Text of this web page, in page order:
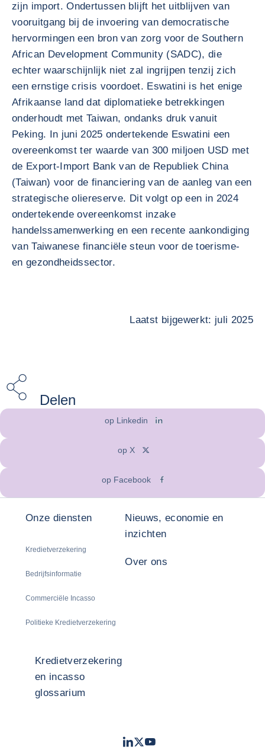
zijn import. Ondertussen blijft het uitblijven van
vooruitgang bij de invoering van democratische
hervormingen een bron van zorg voor de Southern
African Development Community (SADC), die
echter waarschijnlijk niet zal ingrijpen tenzij zich
een ernstige crisis voordoet. Eswatini is het enige
Afrikaanse land dat diplomatieke betrekkingen
onderhoudt met Taiwan, ondanks druk vanuit
Peking. In juni 2025 ondertekende Eswatini een
overeenkomst ter waarde van 300 miljoen USD met
de Export-Import Bank van de Republiek China
(Taiwan) voor de financiering van de aanleg van een
strategische oliereserve. Dit volgt op een in 2024
ondertekende overeenkomst inzake
handelssamenwerking en een recente aankondiging
van Taiwanese financiële steun voor de toerisme-
en gezondheidssector.
Laatst bijgewerkt: juli 2025
Delen
op Linkedin
op X
op Facebook
Onze diensten
Kredietverzekering
Bedrijfsinformatie
Commerciële Incasso
Politieke Kredietverzekering
Nieuws, economie en
inzichten
Over ons
Kredietverzekering
en incasso
glossarium
LinkedIn
TwitterYoutube